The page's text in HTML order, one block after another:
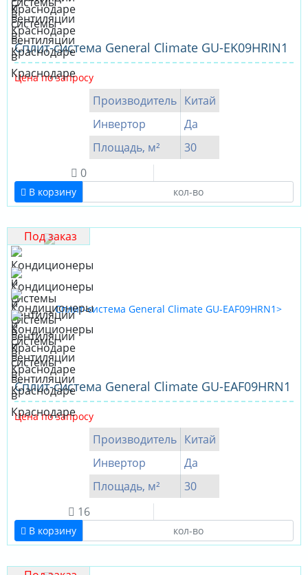
Сплит-система General Climate GU-EK09HRIN1
Цена по запросу
Производитель Китай
Инвертор
Да
Площадь, м²
30
0
В корзину
Под заказ
Cплит-система General Climate GU-EAF09HRN1
Цена по запросу
Производитель Китай
Инвертор
Да
Площадь, м²
30
16
В корзину